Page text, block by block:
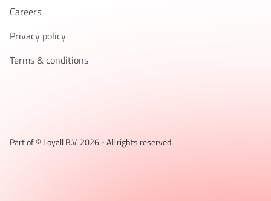
Careers
Privacy policy
Terms & conditions
Part of © Loyall B.V. 2026 - All rights reserved.